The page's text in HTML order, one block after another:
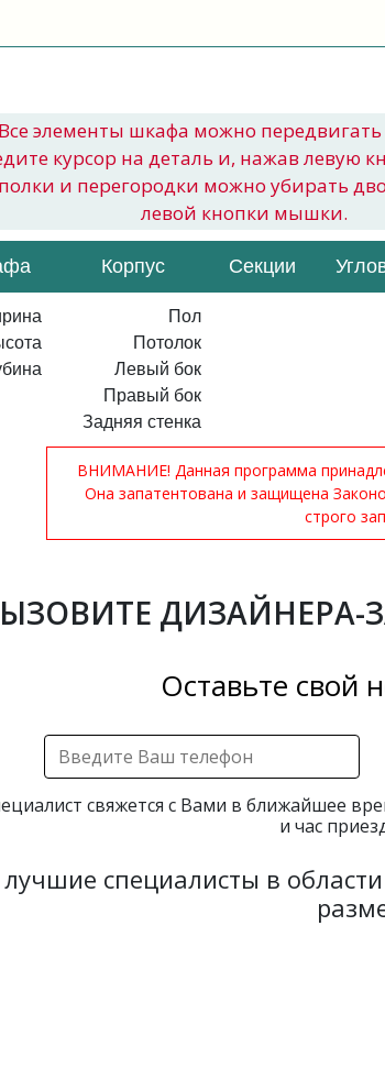
элементы шкафа можно
курсор на деталь и, нажав левую
и перегородки можно убирать
левой кнопки мышки.
Корпус Секции
Пол
Потолок
Левый бок
Правый бок
Задняя стенка
ВНИМАНИЕ! Данная программа
Она запатентована и защищена
строго
Оставьте свой
свяжется с Вами в ближайшее
и час
специалисты в